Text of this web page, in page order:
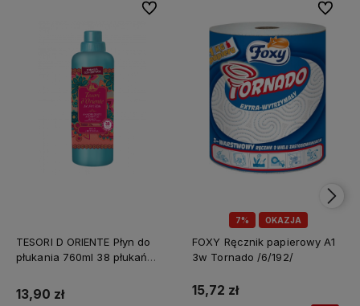
TESORI D ORIENTE Płyn do
płukania 760ml 38 płukań
13,90 zł
Do ulubionych
7% OKAZJA
FOXY Ręcznik papierowy A1
3w Tornado /6/192/
15,72 zł
Do